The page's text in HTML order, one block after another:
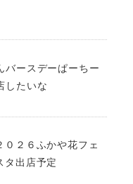
バースデーぱーちー
したいな
０２６ふかや花フェ
タ出店予定